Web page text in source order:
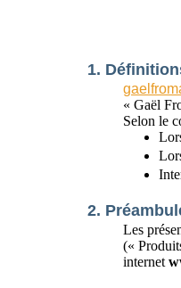
1.
« Gaël
Selon le
2.
Les
(«
internet